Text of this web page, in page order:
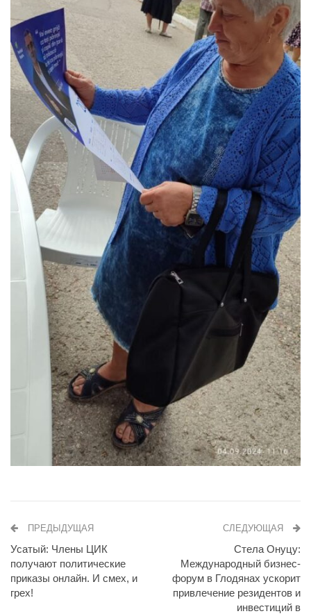
ПРЕДЫДУЩАЯ
Усатый: Члены ЦИК
получают политические
приказы онлайн. И смех, и
грех!
СЛЕДУЮЩАЯ
Стела Онуцу:
Международный бизнес-
форум в Глодянах ускорит
привлечение резидентов и
инвестиций в